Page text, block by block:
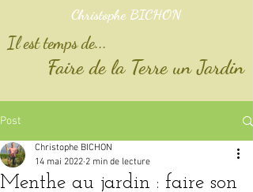
Christophe BICHON
Il est temps de...
Faire de la Terre un Jardin
Post
Menthe au jardin : faire son
Christophe BICHON
14 mai 2022 2 min de lecture